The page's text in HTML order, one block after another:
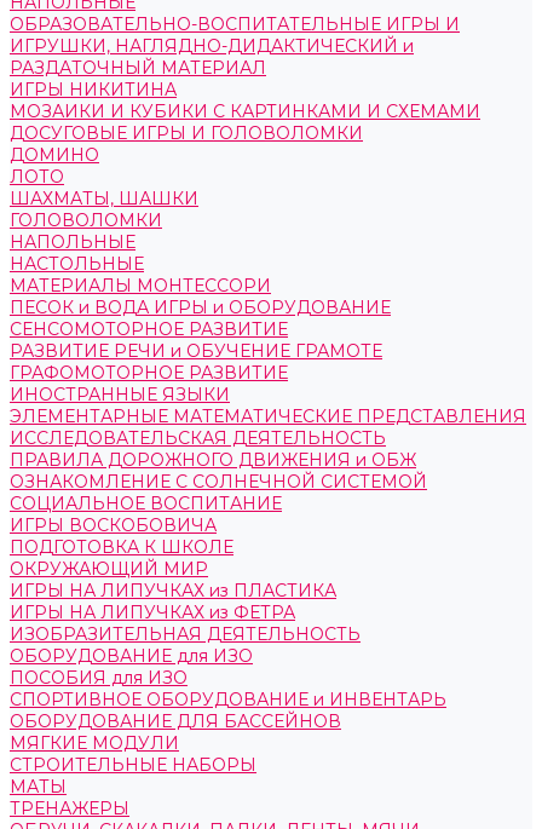
ОБРАЗОВАТЕЛЬНО-ВОСПИТАТЕЛЬНЫЕ ИГРЫ И
ИГРУШКИ, НАГЛЯДНО-ДИДАКТИЧЕСКИЙ и
РАЗДАТОЧНЫЙ МАТЕРИАЛ
ИГРЫ НИКИТИНА
МОЗАИКИ И КУБИКИ С КАРТИНКАМИ И СХЕМАМИ
ДОСУГОВЫЕ ИГРЫ И ГОЛОВОЛОМКИ
ДОМИНО
ЛОТО
ШАХМАТЫ, ШАШКИ
ГОЛОВОЛОМКИ
НАПОЛЬНЫЕ
НАСТОЛЬНЫЕ
МАТЕРИАЛЫ МОНТЕССОРИ
ПЕСОК и ВОДА ИГРЫ и ОБОРУДОВАНИЕ
СЕНСОМОТОРНОЕ РАЗВИТИЕ
РАЗВИТИЕ РЕЧИ и ОБУЧЕНИЕ ГРАМОТЕ
ГРАФОМОТОРНОЕ РАЗВИТИЕ
ИНОСТРАННЫЕ ЯЗЫКИ
ЭЛЕМЕНТАРНЫЕ МАТЕМАТИЧЕСКИЕ ПРЕДСТАВЛЕНИЯ
ИССЛЕДОВАТЕЛЬСКАЯ ДЕЯТЕЛЬНОСТЬ
ПРАВИЛА ДОРОЖНОГО ДВИЖЕНИЯ и ОБЖ
ОЗНАКОМЛЕНИЕ С СОЛНЕЧНОЙ СИСТЕМОЙ
СОЦИАЛЬНОЕ ВОСПИТАНИЕ
ИГРЫ ВОСКОБОВИЧА
ПОДГОТОВКА К ШКОЛЕ
ОКРУЖАЮЩИЙ МИР
ИГРЫ НА ЛИПУЧКАХ из ПЛАСТИКА
ИГРЫ НА ЛИПУЧКАХ из ФЕТРА
ИЗОБРАЗИТЕЛЬНАЯ ДЕЯТЕЛЬНОСТЬ
ОБОРУДОВАНИЕ для ИЗО
ПОСОБИЯ для ИЗО
СПОРТИВНОЕ ОБОРУДОВАНИЕ и ИНВЕНТАРЬ
ОБОРУДОВАНИЕ ДЛЯ БАССЕЙНОВ
МЯГКИЕ МОДУЛИ
СТРОИТЕЛЬНЫЕ НАБОРЫ
МАТЫ
ТРЕНАЖЕРЫ